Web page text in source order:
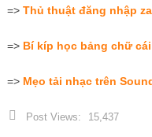
=> Thủ thuật đăng nhập
=> Bí kíp học bảng chữ
=> Mẹo tải nhạc trên
Post Views: 15,437